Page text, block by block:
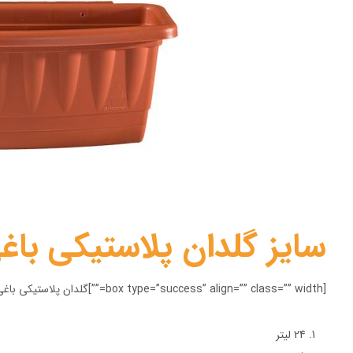
سایز گلدان پلاستیکی
[box type=”success” align=”” class=”” width=””]گلدان پلاستیکی باغی در سایزهای زیر تولید می شود:
24 لیتر